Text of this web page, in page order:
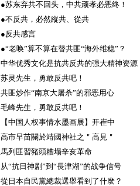
●苏东弃共不回头，中共顽孝必恶终！
●不反共，必然縱共、從共
●反共感言
●“老唤”算不算在替共匪“海外维稳”？
中华优秀文化是抗共反共的强大精神资源
苏灵先生，勇敢反共吧！
共匪炒作“南京大屠杀”的邪恶用心
毛峰先生，勇敢反共吧！
【中国人权事情水墨画展】开崔中
高市早苗關於靖國神社之＂高見＂
馬列匪習豬頭糟塌辛亥革命
从“抗日神剧”到“長津湖”的战争信号
從日本自民黨總裁選舉看到了什麼？